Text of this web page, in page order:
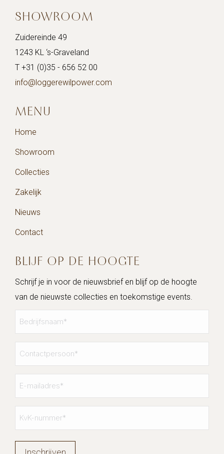
SHOWROOM
Zuidereinde 49
1243 KL ‘s-Graveland
T +31 (0)35 - 656 52 00
info@loggerewilpower.com
MENU
Home
Showroom
Collecties
Zakelijk
Nieuws
Contact
BLIJF OP DE HOOGTE
Schrijf je in voor de nieuwsbrief en blijf op de hoogte
van de nieuwste collecties en toekomstige events.